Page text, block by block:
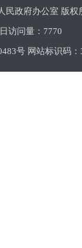
民政府办公室 版权
访问量： 7770
号 网站标识码：